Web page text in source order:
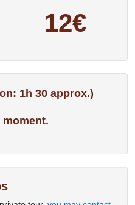
12€
1h 30 approx.)